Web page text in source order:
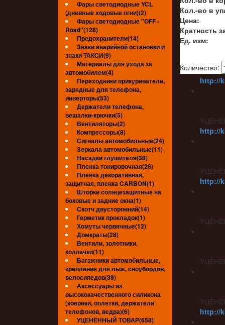
Фары светодиодные YCL
(дневные ходовые огни)(2)
Фары светодиодные ''OFF -
Road''(128)
Предохранители(14)
Знаки аварийной остановки и
знаки ТАКСИ(9)
Материалы для ухода за
автомобилем(4)
Переходники прикуриватели,
зарядные для телефона,
инверторы(53)
Держатели телефона,
вешалки-крючки(5)
Вентиляторы(2)
Компрессоры(8)
Сигналы автомобильные(24)
Зеркала автомобильные(11)
Насадки глушителя(38)
Пленка тонировочная(26)
Пленка декоративная,
защитная, пленка CARBON(1)
Шторки солнцезащитные на
боковые и задние окна(1)
Скотч двусторонний(14)
Герметик прокладок(1)
Хомуты червячные(12)
Домкраты(28)
Вентили, золотники,
колпачки(11)
Багажники автомобильные,
крепления для лыж, сноубордов,
велосипедов(39)
Аксессуары из
высококачественного силикона
(коврики, оплетки, держатели
телефонов, ведра)(6)
УЦЕНЁННЫЙ ТОВАР(658)
http://
http://
http://
http://
Кол.-во в
Цена:
Кратность
Ед. изм:
Количество: